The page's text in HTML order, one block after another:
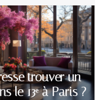
trouver un
le 13ᵉ à Paris ?